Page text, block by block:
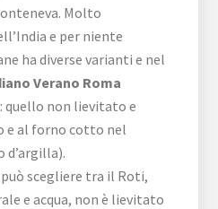
Molto
e per niente
ha diverse varianti e nel
Verano Roma
non lievitato e
al forno cotto nel
scegliere tra il Roti,
e acqua, non è lievitato